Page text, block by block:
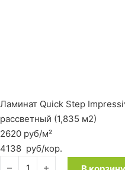
Ламинат Quick Step
рассветный (1,835 м2)
2620 руб/м²
4138 руб/кор.
Количество товара